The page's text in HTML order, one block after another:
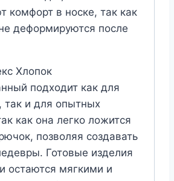
комфорт в носке, так как
деформируются после
Хлопок
подходит как для
и для опытных
как она легко ложится
позволяя создавать
Готовые изделия
остаются мягкими и